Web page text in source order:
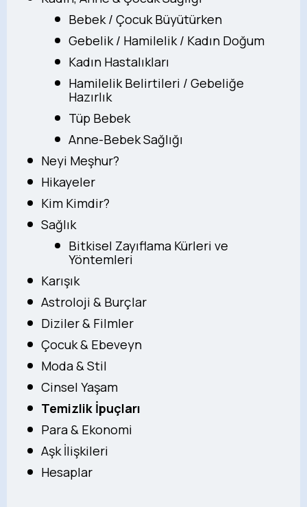
Bebek / Çocuk Büyütürken
Gebelik / Hamilelik / Kadın Doğum
Kadın Hastalıkları
Hamilelik Belirtileri / Gebeliğe
Hazırlık
Tüp Bebek
Anne-Bebek Sağlığı
Neyi Meşhur?
Hikayeler
Kim Kimdir?
Sağlık
Bitkisel Zayıflama Kürleri ve
Yöntemleri
Karışık
Astroloji & Burçlar
Diziler & Filmler
Çocuk & Ebeveyn
Moda & Stil
Cinsel Yaşam
Temizlik İpuçları
Para & Ekonomi
Aşk İlişkileri
Hesaplar